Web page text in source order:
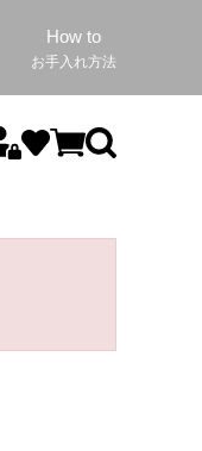
How to
お手入れ方法